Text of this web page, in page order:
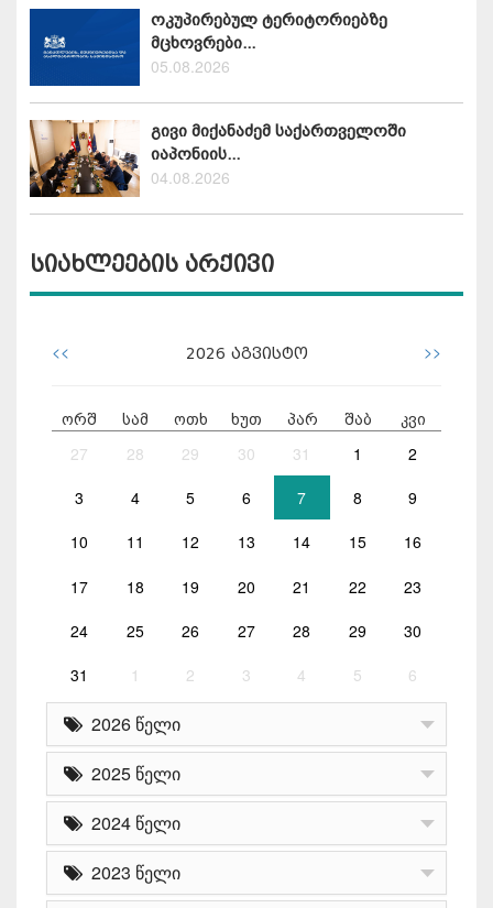
ოკუპირებულ ტერიტორიებზე
მცხოვრები...
05.08.2026
გივი მიქანაძემ საქართველოში
იაპონიის...
04.08.2026
სიახლეების არქივი
<< 2026 აგვისტო >>
ორშ სამ ოთხ ხუთ პარ შაბ კვი
27 28 29 30 31 1 2
3 4 5 6 7 8 9
10 11 12 13 14 15 16
17 18 19 20 21 22 23
24 25 26 27 28 29 30
31 1 2 3 4 5 6
2026 წელი
2025 წელი
2024 წელი
2023 წელი